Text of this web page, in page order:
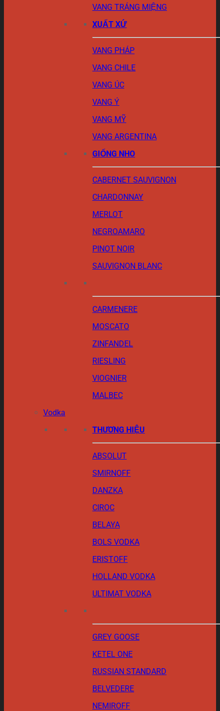
VANG TRÁNG MIỆNG
XUẤT XỨ
VANG PHÁP
VANG CHILE
VANG ÚC
VANG Ý
VANG MỸ
VANG ARGENTINA
GIỐNG NHO
CABERNET SAUVIGNON
CHARDONNAY
MERLOT
NEGROAMARO
PINOT NOIR
SAUVIGNON BLANC
CARMENERE
MOSCATO
ZINFANDEL
RIESLING
VIOGNIER
MALBEC
Vodka
THƯƠNG HIỆU
ABSOLUT
SMIRNOFF
DANZKA
CIROC
BELAYA
BOLS VODKA
ERISTOFF
HOLLAND VODKA
ULTIMAT VODKA
GREY GOOSE
KETEL ONE
RUSSIAN STANDARD
BELVEDERE
NEMIROFF